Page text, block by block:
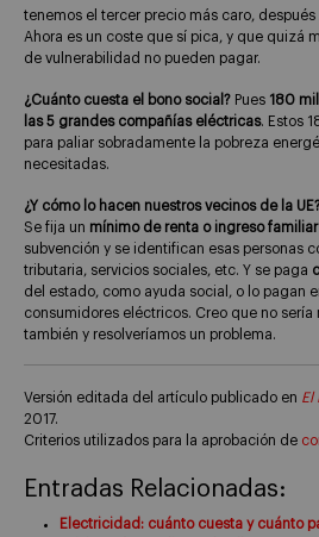
tenemos el tercer precio más caro,
Ahora es un coste que sí pica, y que quizá
de vulnerabilidad no pueden pagar.
¿Cuánto cuesta el bono social? Pues 180
las 5 grandes compañías eléctricas. Estos
para paliar sobradamente la pobreza
necesitadas.
¿Y cómo lo hacen nuestros vecinos de la
Se fija un mínimo de renta o ingreso familiar
subvención y se identifican esas personas
tributaria, servicios sociales, etc. Y se paga
del estado, como ayuda social, o lo pagan
consumidores eléctricos. Creo que no
también y resolveríamos un problema.
Versión editada del artículo publicado en El
2017.
Criterios utilizados para la aprobación de
Entradas Relacionadas:
Electricidad: cuánto cuesta y cuánto